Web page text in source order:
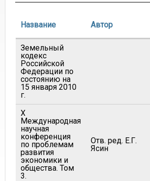
Название Автор
Земельный
кодекс
Российской
Федерации по
состоянию на
15 января 2010
г.
X
Международная
научная
конференция
по проблемам
развития
экономики и
общества. Том
3.
Отв. ред. Е.Г.
Ясин